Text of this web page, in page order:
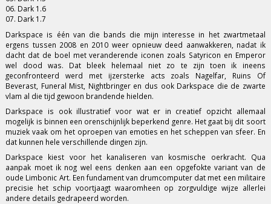
06. Dark 1.6
07. Dark 1.7
Darkspace is één van die bands die mijn interesse in het zwartmetaal
ergens tussen 2008 en 2010 weer opnieuw deed aanwakkeren, nadat ik
dacht dat de boel met veranderende iconen zoals Satyricon en Emperor
wel dood was. Dat bleek helemaal niet zo te zijn toen ik ineens
geconfronteerd werd met ijzersterke acts zoals Nagelfar, Ruins Of
Beverast, Funeral Mist, Nightbringer en dus ook Darkspace die de zwarte
vlam al die tijd gewoon brandende hielden.
Darkspace is ook illustratief voor wat er in creatief opzicht allemaal
mogelijk is binnen een orenschijnlijk beperkend genre. Het gaat bij dit soort
muziek vaak om het oproepen van emoties en het scheppen van sfeer. En
dat kunnen hele verschillende dingen zijn.
Darkspace kiest voor het kanaliseren van kosmische oerkracht. Qua
aanpak moet ik nog wel eens denken aan een opgefokte variant van de
oude Limbonic Art. Een fundament van drumcomputer dat met een militaire
precisie het schip voortjaagt waaromheen op zorgvuldige wijze allerlei
andere details gedrapeerd worden.